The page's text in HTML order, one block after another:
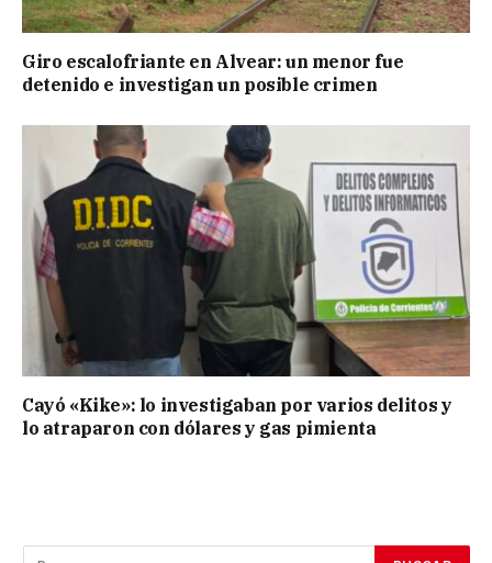
Giro escalofriante en Alvear: un menor fue
detenido e investigan un posible crimen
Cayó «Kike»: lo investigaban por varios delitos y
lo atraparon con dólares y gas pimienta